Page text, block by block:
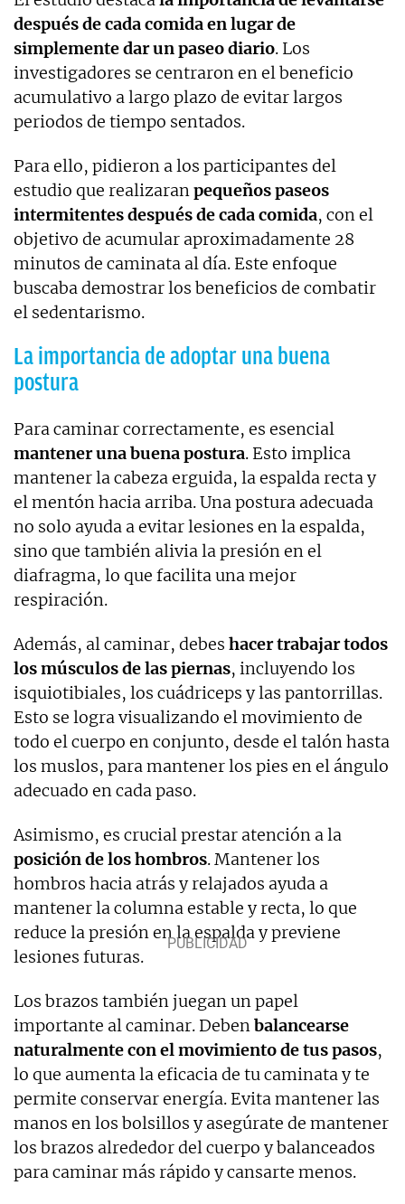
después de cada comida en lugar de
simplemente dar un paseo diario. Los
investigadores se centraron en el beneficio
acumulativo a largo plazo de evitar largos
periodos de tiempo sentados.
Para ello, pidieron a los participantes del
estudio que realizaranpequeños paseos
intermitentes después de cada comida, con el
objetivo de acumular aproximadamente 28
minutos de caminata al día. Este enfoque
buscaba demostrar los beneficios de combatir
el sedentarismo.
La importancia de adoptar una buena
postura
Para caminar correctamente, es esencial
mantener una buena postura. Esto implica
mantener la cabeza erguida, la espalda recta y
el mentón hacia arriba. Una postura adecuada
no solo ayuda a evitar lesiones en la espalda,
sino que también alivia la presión en el
diafragma, lo que facilita una mejor
respiración.
Además, al caminar, debes hacer trabajar todos
los músculos de las piernas, incluyendo los
isquiotibiales, los cuádriceps y las pantorrillas.
Esto se logra visualizando el movimiento de
todo el cuerpo en conjunto, desde el talón hasta
los muslos, para mantener los pies en el ángulo
adecuado en cada paso.
Asimismo, es crucial prestar atención a la
posición de los hombros. Mantener los
hombros hacia atrás y relajados ayuda a
mantener la columna estable y recta, lo que
reduce la presión en la espalda y previene
lesiones futuras.
Los brazos también juegan un papel
importante al caminar. Debenbalancearse
naturalmente con el movimiento de tus pasos,
lo que aumenta la eficacia de tu caminata y te
permite conservar energía. Evita mantener las
manos en los bolsillos y asegúrate de mantener
los brazos alrededor del cuerpo y balanceados
para caminar más rápido y cansarte menos.